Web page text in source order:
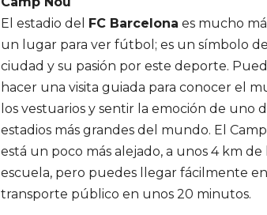
El estadio del FC Barcelona es mucho
un lugar para ver fútbol; es un símbolo
ciudad y su pasión por este deporte.
hacer una visita guiada para conocer el
los vestuarios y sentir la emoción de uno
estadios más grandes del mundo. El
está un poco más alejado, a unos 4 km de
escuela, pero puedes llegar fácilmente en
transporte público en unos 20 minutos.